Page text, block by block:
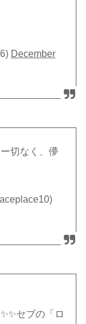
December
切なく、儚
セブの「ロ